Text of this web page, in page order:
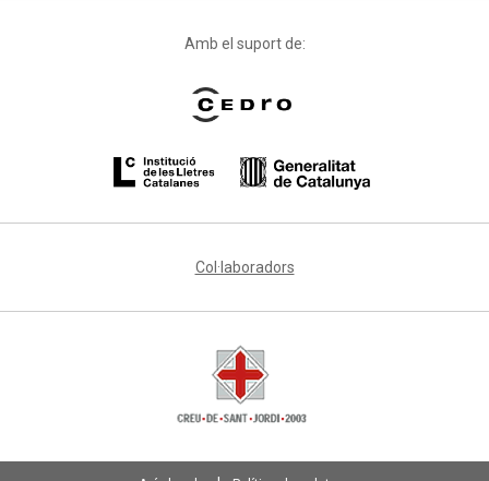
Amb el suport de:
Col·laboradors